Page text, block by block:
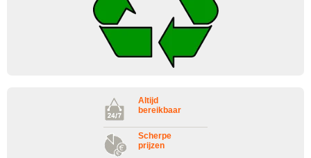
Altijd
bereikbaar
Scherpe
prijzen